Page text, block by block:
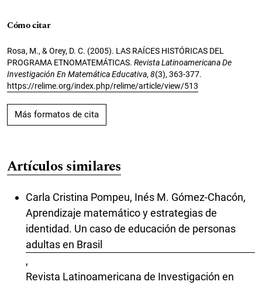
Cómo citar
Rosa, M., & Orey, D. C. (2005). LAS RAÍCES HISTÓRICAS DEL
PROGRAMA ETNOMATEMÁTICAS. Revista Latinoamericana De
Investigación En Matemática Educativa, 8(3), 363-377.
https://relime.org/index.php/relime/article/view/513
Más formatos de cita
Artículos similares
Carla Cristina Pompeu, Inés M. Gómez-Chacón,
Aprendizaje matemático y estrategias de
identidad. Un caso de educación de personas
adultas en Brasil
,
Revista Latinoamericana de Investigación en